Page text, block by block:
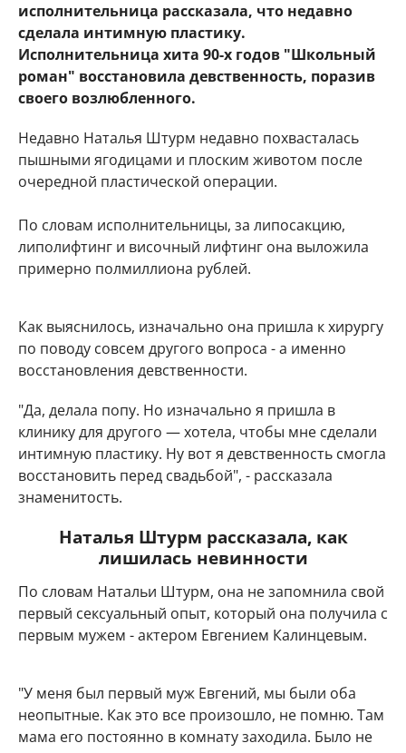
исполнительница рассказала, что недавно
сделала интимную пластику.
Исполнительница хита 90-х годов "Школьный
роман" восстановила девственность, поразив
своего возлюбленного.
Недавно Наталья Штурм недавно похвасталась
пышными ягодицами и плоским животом после
очередной пластической операции.
По словам исполнительницы, за липосакцию,
липолифтинг и височный лифтинг она выложила
примерно полмиллиона рублей.
Как выяснилось, изначально она пришла к хирургу
по поводу совсем другого вопроса - а именно
восстановления девственности.
"Да, делала попу. Но изначально я пришла в
клинику для другого — хотела, чтобы мне сделали
интимную пластику. Ну вот я девственность смогла
восстановить перед свадьбой", - рассказала
знаменитость.
Наталья Штурм рассказала, как
лишилась невинности
По словам Натальи Штурм, она не запомнила свой
первый сексуальный опыт, который она получила с
первым мужем - актером Евгением Калинцевым.
"У меня был первый муж Евгений, мы были оба
неопытные. Как это все произошло, не помню. Там
мама его постоянно в комнату заходила. Было не